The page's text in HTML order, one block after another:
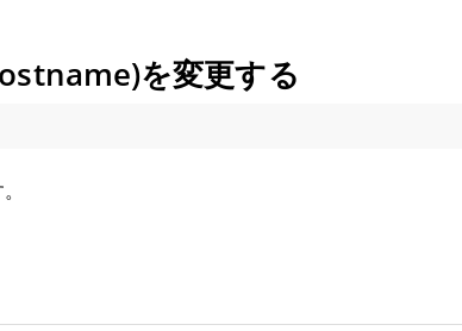
を変更する